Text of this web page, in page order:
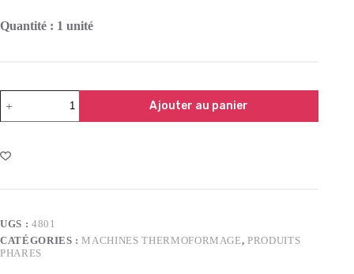
Quantité : 1 unité
Ajouter au panier
UGS : 4801
CATÉGORIES :MACHINES THERMOFORMAGE,PRODUITS
PHARES